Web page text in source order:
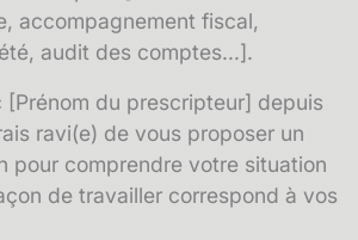
accompagnement fiscal,
audit des comptes...].
[Prénom du prescripteur] depuis
ravi(e) de vous proposer un
pour comprendre votre situation
de travailler correspond à vos